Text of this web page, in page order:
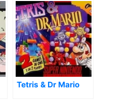
Tetris & Dr Mario